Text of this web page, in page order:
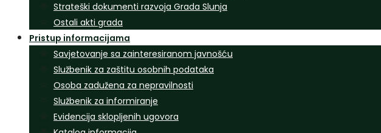
Strateški dokumenti razvoja Grada Slunja
Ostali akti grada
Pristup informacijama
Savjetovanje sa zainteresiranom javnošću
Službenik za zaštitu osobnih podataka
Osoba zadužena za nepravilnosti
Službenik za informiranje
Evidencija sklopljenih ugovora